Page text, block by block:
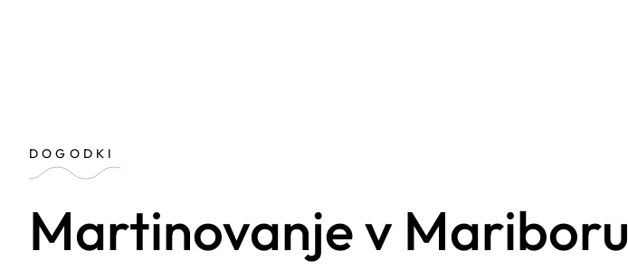
DOGODKI
Martinovanje v Mariboru